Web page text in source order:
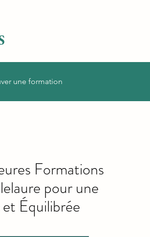
une formation
Formations
pour une
Équilibrée